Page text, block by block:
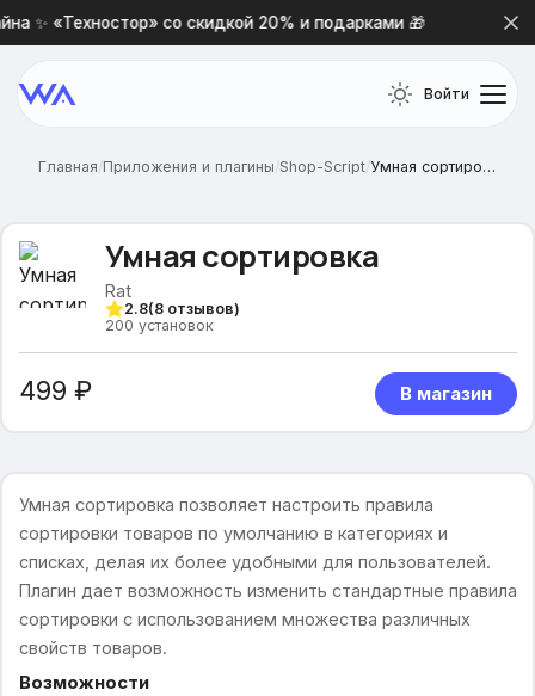
✨ «Техностор» со скидкой 20% и подарками 🎁
Войти
Главная/Приложения и плагины/Shop-Script/ Умная сортировка
Умная сортировка
Rat
2.8(8отзывов)
200 установок
499 ₽ В магазин
Умная сортировка позволяет настроить правила
сортировки товаров по умолчанию в категориях и
списках, делая их более удобными для пользователей.
Плагин дает возможность изменить стандартные правила
сортировки с использованием множества различных
свойств товаров.
Возможности